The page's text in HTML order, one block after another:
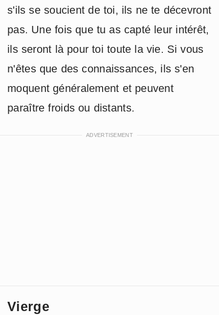
s'ils se soucient de toi, ils ne te décevront
pas. Une fois que tu as capté leur intérêt,
ils seront là pour toi toute la vie. Si vous
n'êtes que des connaissances, ils s'en
moquent généralement et peuvent
paraître froids ou distants.
Vierge